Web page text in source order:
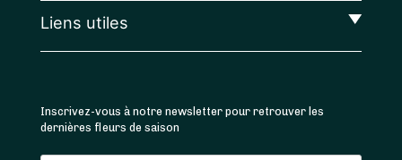
Liens utiles
Inscrivez-vous à notre newsletter pour retrouver les
dernières fleurs de saison